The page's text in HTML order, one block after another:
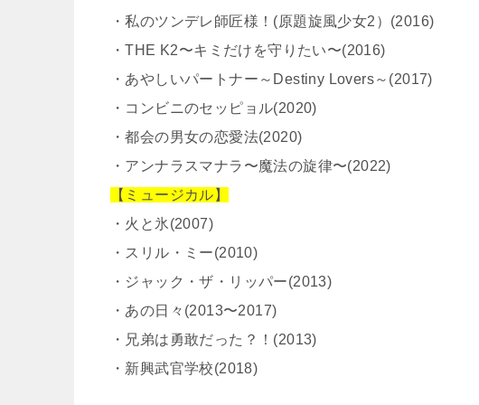
・私のツンデレ師匠様！(原題旋風少女2）(2016)
・THE K2〜キミだけを守りたい〜(2016)
・あやしいパートナー～Destiny Lovers～(2017)
・コンビニのセッピョル(2020)
・都会の男女の恋愛法(2020)
・アンナラスマナラ〜魔法の旋律〜(2022)
【ミュージカル】
・火と氷(2007)
・スリル・ミー(2010)
・ジャック・ザ・リッパー(2013)
・あの日々(2013〜2017)
・兄弟は勇敢だった？！(2013)
・新興武官学校(2018)